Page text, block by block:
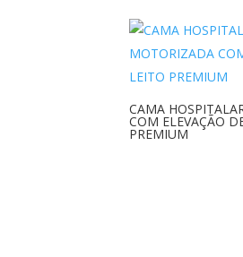
CAMA
COM ELEVAÇÃO
PREMIUM